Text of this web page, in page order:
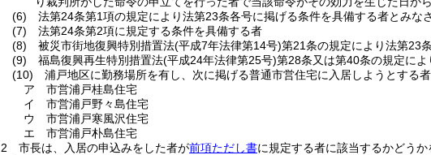
(6)
法第24条第1項の規定により法第23条各号に掲げる条件を具備する者とみな
(7)
法第24条第2項に規定する条件を具備する者
(8)
被災市街地復興特別措置法(平成7年法律第14号)第21条の規定により法第23
(9)
福島復興再生特別措置法(平成24年法律第25号)第28条又は第40条の規定に
(10)
浦戸地区に勤務場所を有し、次に掲げる普通市営住宅に入居しようとする者
ア
市営浦戸桂島住宅
イ
市営浦戸野々島住宅
ウ
市営浦戸寒風沢住宅
エ
市営浦戸朴島住宅
2
市長は、入居の申込みをした者が前項ただし書に規定する者に該当するかどう